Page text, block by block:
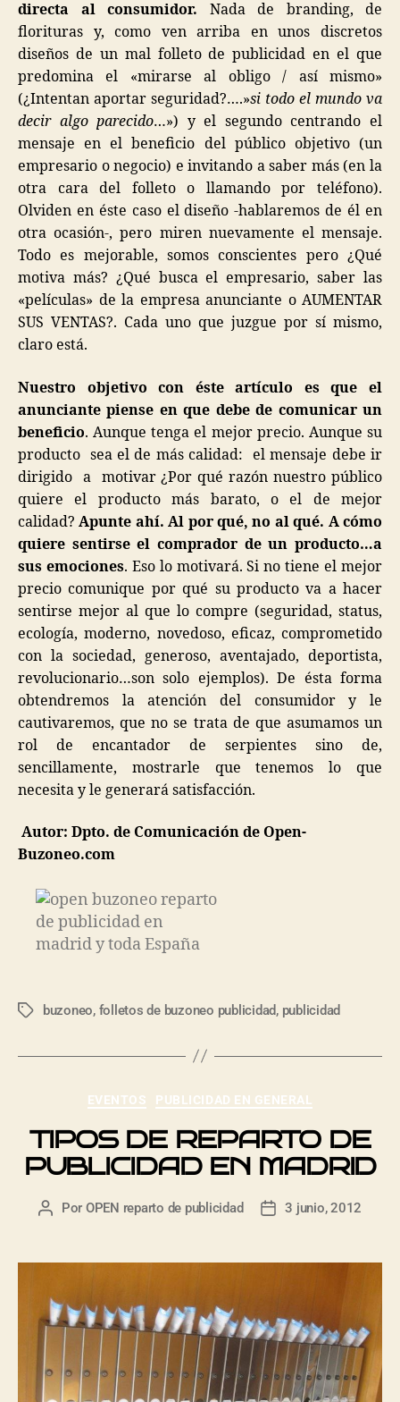
directa al consumidor. Nada de branding, de
florituras y, como ven arriba en unos discretos
diseños de un mal folleto de publicidad en el que
predomina el «mirarse al obligo / así mismo»
(¿Intentan aportar seguridad?….»si todo el mundo va
decir algo parecido…») y el segundo centrando el
mensaje en el beneficio del público objetivo (un
empresario o negocio) e invitando a saber más (en la
otra cara del folleto o llamando por teléfono).
Olviden en éste caso el diseño -hablaremos de él en
otra ocasión-, pero miren nuevamente el mensaje.
Todo es mejorable, somos conscientes pero ¿Qué
motiva más? ¿Qué busca el empresario, saber las
«películas» de la empresa anunciante o AUMENTAR
SUS VENTAS?. Cada uno que juzgue por sí mismo,
claro está.
Nuestro objetivo con éste artículo es que el
anunciante piense en que debe de comunicar un
beneficio. Aunque tenga el mejor precio. Aunque su
producto sea el de más calidad: el mensaje debe ir
dirigido a motivar ¿Por qué razón nuestro público
quiere el producto más barato, o el de mejor
calidad?Apunte ahí. Al por qué, no al qué. A cómo
quiere sentirse el comprador de un producto…a
sus emociones. Eso lo motivará. Si no tiene el mejor
precio comunique por qué su producto va a hacer
sentirse mejor al que lo compre (seguridad, status,
ecología, moderno, novedoso, eficaz, comprometido
con la sociedad, generoso, aventajado, deportista,
revolucionario…son solo ejemplos). De ésta forma
obtendremos la atención del consumidor y le
cautivaremos, que no se trata de que asumamos un
rol de encantador de serpientes sino de,
sencillamente, mostrarle que tenemos lo que
necesita y le generará satisfacción.
Autor: Dpto. de Comunicación de Open-
Buzoneo.com
buzoneo, folletos de buzoneo publicidad, publicidad
EVENTOS PUBLICIDAD EN GENERAL
TIPOS DE REPARTO DE
PUBLICIDAD EN MADRID
Por OPEN reparto de publicidad 3 junio, 2012